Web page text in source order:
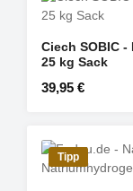
Ciech SOBIC
25 kg Sack
Regulärer Preis:
39,95 €
Tipp